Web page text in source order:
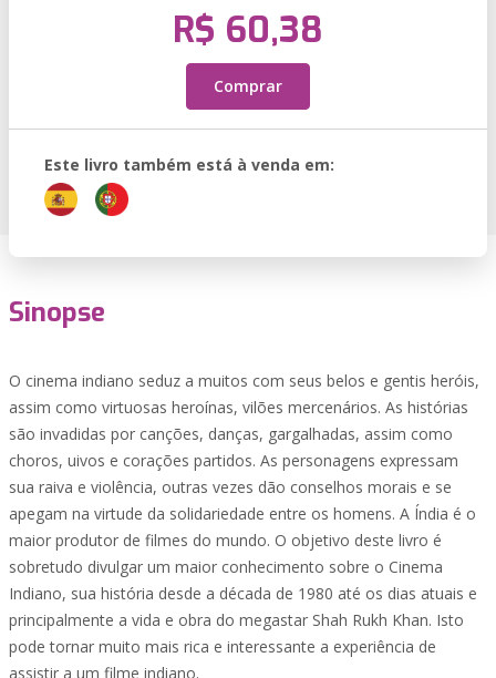
R$ 60,38
Comprar
Este livro também está à venda em:
Sinopse
O cinema indiano seduz a muitos com seus belos e gentis heróis,
assim como virtuosas heroínas, vilões mercenários. As histórias
são invadidas por canções, danças, gargalhadas, assim como
choros, uivos e corações partidos. As personagens expressam
sua raiva e violência, outras vezes dão conselhos morais e se
apegam na virtude da solidariedade entre os homens. A Índia é o
maior produtor de filmes do mundo. O objetivo deste livro é
sobretudo divulgar um maior conhecimento sobre o Cinema
Indiano, sua história desde a década de 1980 até os dias atuais e
principalmente a vida e obra do megastar Shah Rukh Khan. Isto
pode tornar muito mais rica e interessante a experiência de
assistir a um filme indiano.